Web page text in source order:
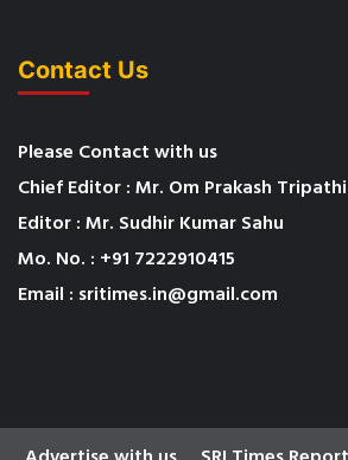
Contact Us
Please Contact with us
Chief Editor : Mr. Om Prakash Tripathi
Editor : Mr. Sudhir Kumar Sahu
Mo. No. : +91 7222910415
Email : sritimes.in@gmail.com